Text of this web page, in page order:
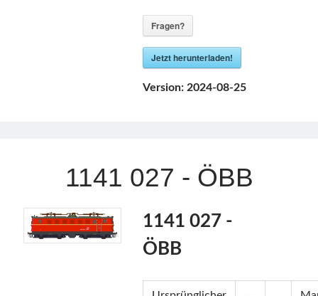
Fragen?
Jetzt herunterladen!
Version: 2024-08-25
1141 027 - ÖBB
1141 027 -
ÖBB